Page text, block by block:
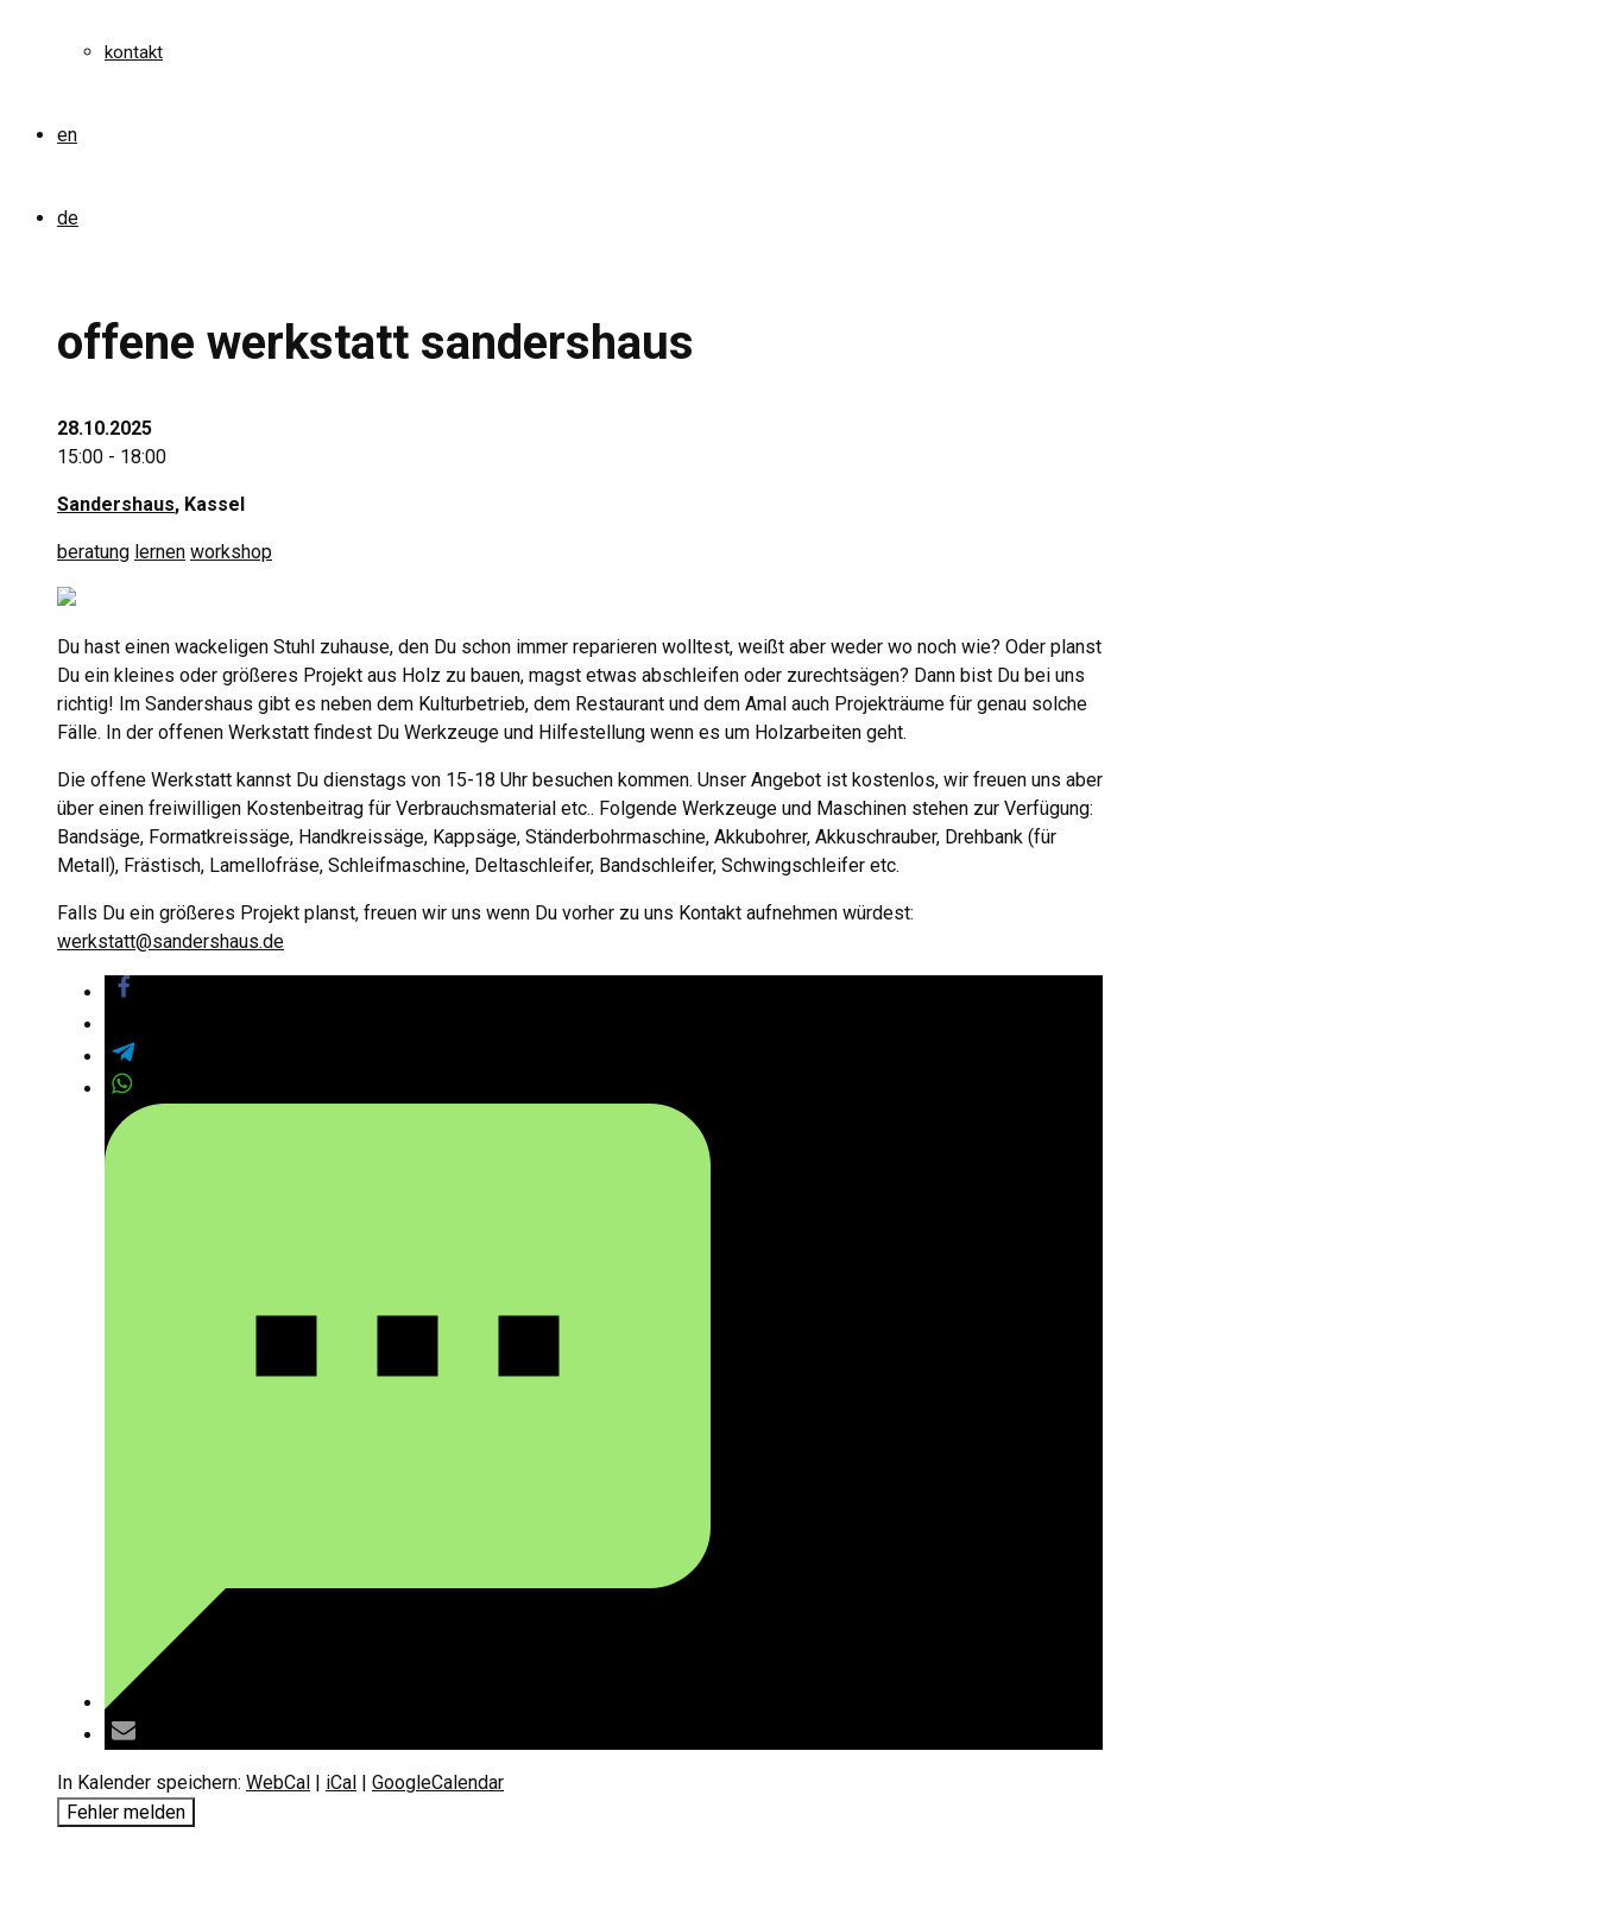
kontakt
en
de
offene werkstatt sandershaus
28.10.2025
15:00 - 18:00
Sandershaus, Kassel
beratung lernen workshop
Du hast einen wackeligen Stuhl zuhause, den Du schon immer reparieren wolltest, weißt aber weder wo noch wie? Oder planst
Du ein kleines oder größeres Projekt aus Holz zu bauen, magst etwas abschleifen oder zurechtsägen? Dann bist Du bei uns
richtig! Im Sandershaus gibt es neben dem Kulturbetrieb, dem Restaurant und dem Amal auch Projekträume für genau solche
Fälle. In der offenen Werkstatt findest Du Werkzeuge und Hilfestellung wenn es um Holzarbeiten geht.
Die offene Werkstatt kannst Du dienstags von 15-18 Uhr besuchen kommen. Unser Angebot ist kostenlos, wir freuen uns aber
über einen freiwilligen Kostenbeitrag für Verbrauchsmaterial etc.. Folgende Werkzeuge und Maschinen stehen zur Verfügung:
Bandsäge, Formatkreissäge, Handkreissäge, Kappsäge, Ständerbohrmaschine, Akkubohrer, Akkuschrauber, Drehbank (für
Metall), Frästisch, Lamellofräse, Schleifmaschine, Deltaschleifer, Bandschleifer, Schwingschleifer etc.
Falls Du ein größeres Projekt planst, freuen wir uns wenn Du vorher zu uns Kontakt aufnehmen würdest:
werkstatt@sandershaus.de
In Kalender speichern: WebCal | iCal | GoogleCalendar
Fehler melden